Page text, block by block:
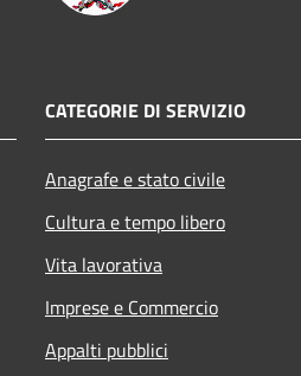
CATEGORIE DI SERVIZIO
Anagrafe e stato civile
Cultura e tempo libero
Vita lavorativa
Imprese e Commercio
Appalti pubblici